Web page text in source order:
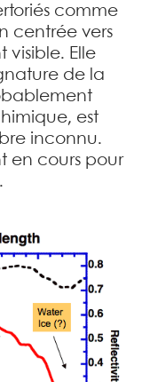
comme
centrée vers
visible. Elle
de la
est
inconnu.
en cours pour